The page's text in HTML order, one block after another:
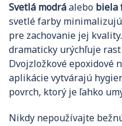
Svetlá modráalebo biela
svetlé farby
pre zachovanie jej
dramaticky urýchľuje
Dvojzložkové epoxidové
aplikácie vytvárajú
povrch, ktorý je ľahko
Nikdy nepoužívajte